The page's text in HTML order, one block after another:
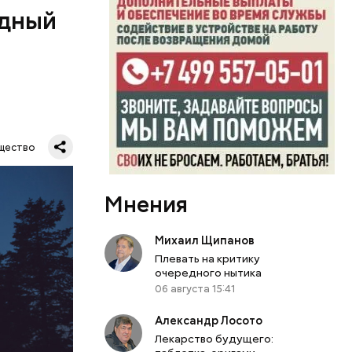
— в
Мнения
Михаил Щипанов
Плевать на критику
очередного нытика
06 августа 15:41
Александр Лосото
Лекарство будущего: